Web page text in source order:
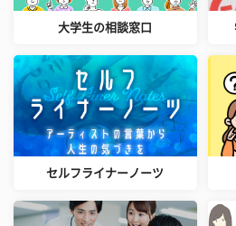
大学生の相談窓口
セルフライナーノーツ